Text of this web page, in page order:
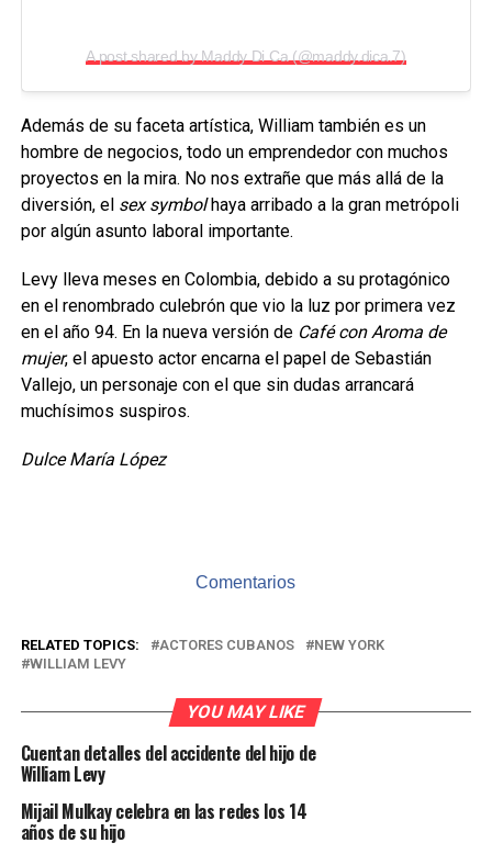
A post shared by Maddy Di Ca (@maddy.dica.7)
Además de su faceta artística, William también es un
hombre de negocios, todo un emprendedor con muchos
proyectos en la mira. No nos extrañe que más allá de la
diversión, el sex symbolhaya arribado a la gran metrópoli
por algún asunto laboral importante.
Levy lleva meses en Colombia, debido a su protagónico
en el renombrado culebrón que vio la luz por primera vez
en el año 94. En la nueva versión de Café con Aroma de
mujer, el apuesto actor encarna el papel de Sebastián
Vallejo, un personaje con el que sin dudas arrancará
muchísimos suspiros.
Dulce María López
Comentarios
RELATED TOPICS: ACTORES CUBANOS
NEW YORK
WILLIAM LEVY
YOU MAY LIKE
Cuentan detalles del accidente del hijo de
William Levy
Mijail Mulkay celebra en las redes los 14
años de su hijo